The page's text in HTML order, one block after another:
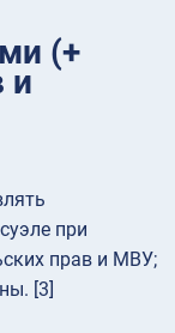
(+
и
при
прав и МВУ;
[3]